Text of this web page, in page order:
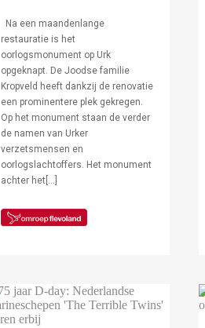
Na een maandenlange
restauratie is het
oorlogsmonument op Urk
opgeknapt. De Joodse familie
Kropveld heeft dankzij de renovatie
een prominentere plek gekregen.
Op het monument staan de verder
de namen van Urker
verzetsmensen en
oorlogslachtoffers. Het monument
achter het[…]